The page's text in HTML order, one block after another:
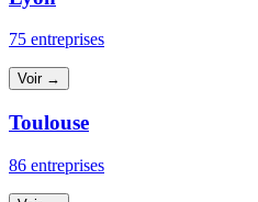
75 entreprises
Voir →
Toulouse
86 entreprises